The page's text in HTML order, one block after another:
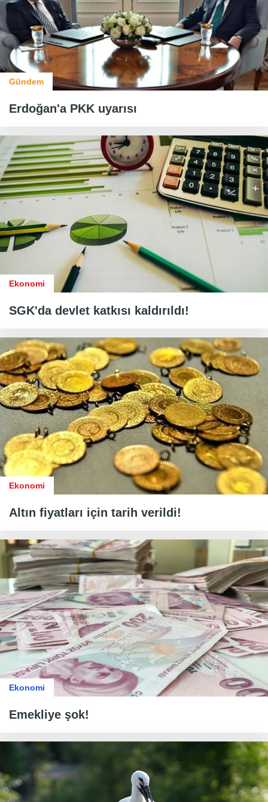
Gündem
Erdoğan'a PKK uyarısı
Ekonomi
SGK'da devlet katkısı kaldırıldı!
Ekonomi
Altın fiyatları için tarih verildi!
Ekonomi
Emekliye şok!